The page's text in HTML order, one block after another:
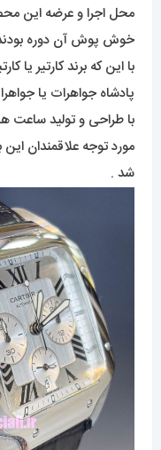
محل اجرا و عرضه این
خوش پوش آن دوره
با این که برند کارتیر یا
پادشاه جواهرات یا
با طراحی و تولید ساعت
مورد توجه علاقمندان
شد .